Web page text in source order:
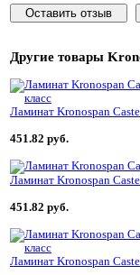
Оставить отзыв
Другие товары
Ламинат Kronospan
451.82 руб.
Ламинат Kronospan
451.82 руб.
Ламинат Kronospan